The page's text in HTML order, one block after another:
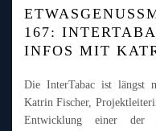
167:
INFOS MIT
Die InterTabac ist längst
Katrin Fischer,
Entwicklung einer der